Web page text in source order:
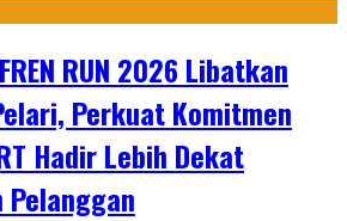
RUN 2026 Libatkan
Perkuat Komitmen
Hadir Lebih Dekat
Pelanggan